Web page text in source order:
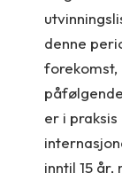
denne
forekomst,
er i
inntil 15